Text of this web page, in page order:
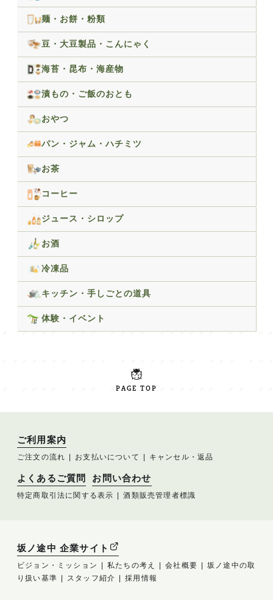
麺・お餅・粉類
豆・大豆製品・こんにゃく
海苔・昆布・海産物
漬もの・ご飯のおとも
おやつ
パン・ジャム・ハチミツ
お茶
コーヒー
ジュース・シロップ
お酒
冷凍品
キッチン・手しごとの道具
体験・イベント
PAGE TOP
ご利用案内
ご注文の流れ お支払いについて キャンセル・返品
よくあるご質問 お問い合わせ
特定商取引法に関する表示 酒類販売管理者標識
坂ノ途中 企業サイト
ビジョン・ミッション 私たちの考え 会社概要
坂ノ途中の取
り扱い基準
スタッフ紹介 採用情報